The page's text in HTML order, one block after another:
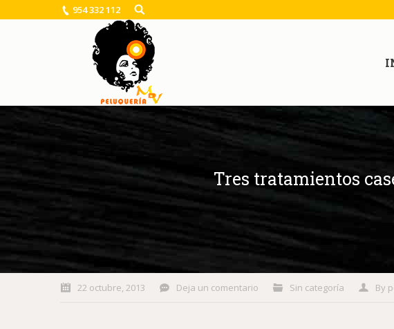
954 332 112
Tres tratamientos
22 octubre, 2013 Deja un comentario Sin categoría By